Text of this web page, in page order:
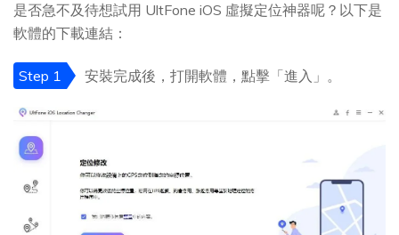
是否急不及待想試用 UltFone iOS 虛擬定位神器呢？以下是
軟體的下載連結：
Step 1 安裝完成後，打開軟體，點擊「進入」。